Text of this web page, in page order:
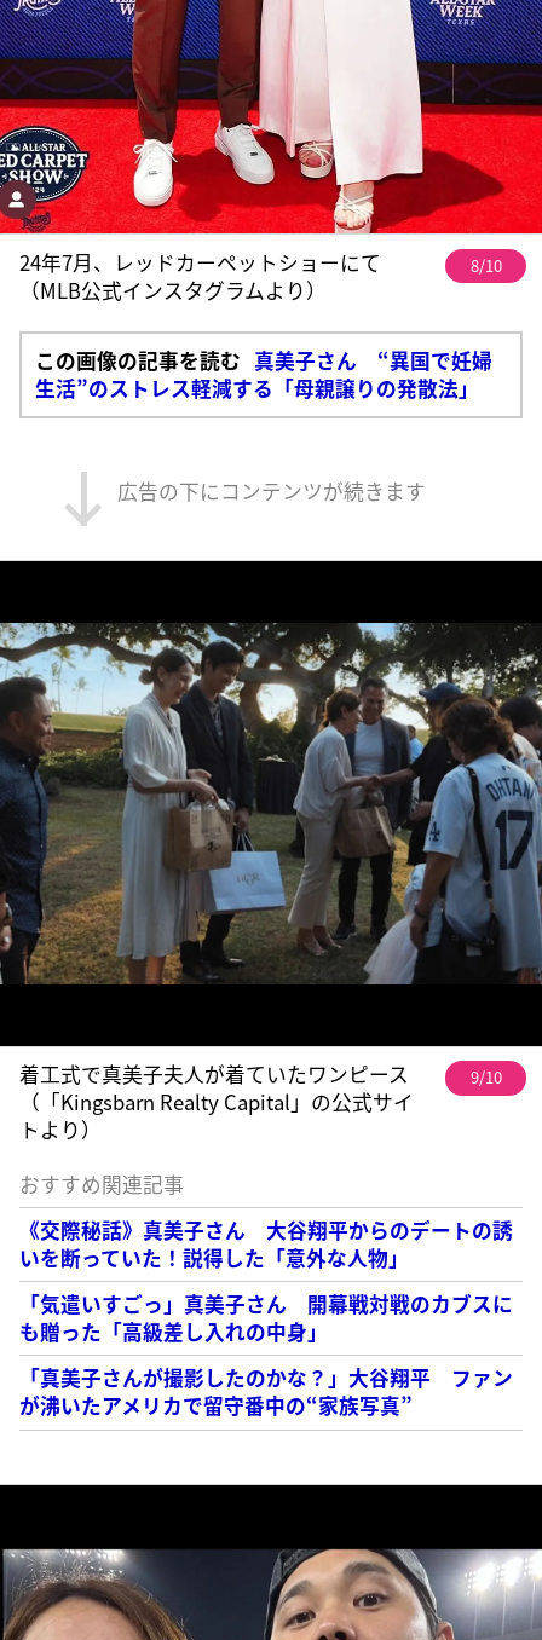
24年7月、レッドカーペットショーにて
（MLB公式インスタグラムより）
8/10
この画像の記事を読む 真美子さん “異国で妊婦
生活”のストレス軽減する「母親譲りの発散法」
広告の下にコンテンツが続きます
着工式で真美子夫人が着ていたワンピース
（「Kingsbarn Realty Capital」の公式サイ
トより）
9/10
おすすめ関連記事
《交際秘話》真美子さん 大谷翔平からのデートの誘
いを断っていた！説得した「意外な人物」
「気遣いすごっ」真美子さん 開幕戦対戦のカブスに
も贈った「高級差し入れの中身」
「真美子さんが撮影したのかな？」大谷翔平 ファン
が沸いたアメリカで留守番中の“家族写真”